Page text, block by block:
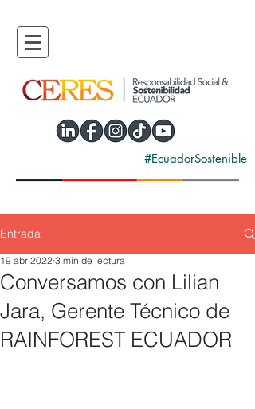
#EcuadorSostenible
Entrada
Conversamos con Lilian
Jara, Gerente Técnico de
RAINFOREST ECUADOR
19 abr 2022 3 min de lectura